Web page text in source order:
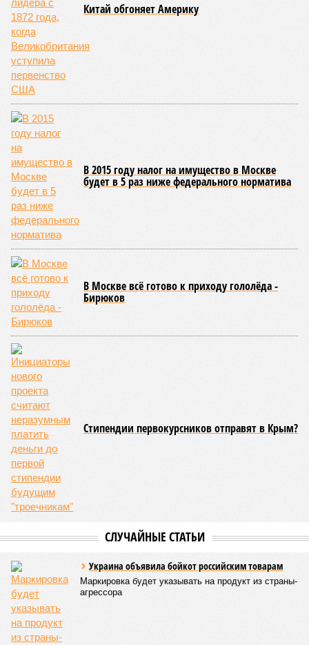
со словно растерянно-обиженным комментарием. И,
кажется, стало только хуже. Как отметил менеджер, ЮКЖД
и РЖД
взятые на себя обязательства в рамках концессионного
договора от 2008 года». «Концессия дала Армении
современную железную дорогу, при этом освободив
бюджет республики от затрат на её восстановление и
содержание. Дивиденды акционеру никогда не
выплачивались, вся прибыль шла на развитие железной
дороги», – добавил Белозёров.
И в самом деле. Российская сторона поставляла Армении
вагоны, по первому чиху ремонтировала пути, в том числе
повреждённые стихией, выплатила в казну закавказской
республики 15 млрд рублей налогов, пускала прибыль на
развитие местной железнодорожной инфраструктуры.
Из слов Белозёрова и приведённых фактов легко сделать
вывод о том, что ОАО «РЖД» занималось в Армении не
деловой активностью, а сугубой благотворительностью, не
инвестировало, а раздавало пожертвования, не
зарабатывало само, а давало зарабатывать другим и,
«Пока самая популярная в Армении точка зрения по
поводу будущего железных дорог рес­публики –
национализировать пути сообщения и, естественно,
ничего РЖД не компенсировать. Модернизация железных
дорог Армении за счёт России в Ереване считается
совершенно естественной»
Андрей Суздальцев.
Вот только почему для менеджмента РЖД столь же
естественным считается вкладываться в закавказскую
«железку» тогда, когда на российских железных дорогах не
только
не решены
возникают
– Вероятно, в случае разрыва концессии Пашинян со
своими европейскими партнёрами могут
инициировать новый проект на территории Армении
подобно трамповскому TRIPP, где будет создана
европейская концессия для управления путями, а